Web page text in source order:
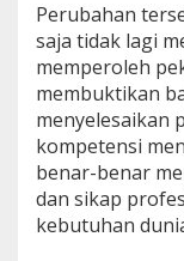
Perubahan
saja tidak lagi
memperoleh
membuktikan
menyelesaikan
kompetensi
benar-benar
dan sikap
kebutuhan